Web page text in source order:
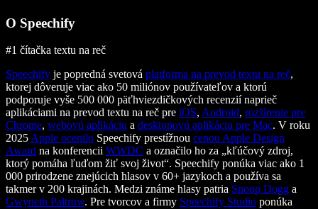
O Speechify
#1 čítačka textu na reč
Speechify je popredná svetová platforma na prevod textu na reč,
ktorej dôveruje viac ako 50 miliónov používateľov a ktorú
podporuje vyše 500 000 päťhviezdičkových recenzií naprieč
aplikáciami na prevod textu na reč pre iOS, Android, rozšírenie pre
Chrome, webovú aplikáciu a desktopovú aplikáciu pre Mac. V roku
2025 Apple ocenilo Speechify prestížnou cenou Apple Design
Award na konferencii WWDC a označilo ho za „kľúčový zdroj,
ktorý pomáha ľuďom žiť svoj život“. Speechify ponúka viac ako 1
000 prirodzene znejúcich hlasov v 60+ jazykoch a používa sa
takmer v 200 krajinách. Medzi známe hlasy patria Snoop Dogg a
Gwyneth Paltrow. Pre tvorcov a firmy Speechify Studio ponúka